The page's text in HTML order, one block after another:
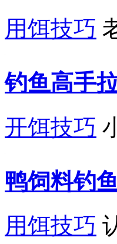
用饵技巧
钓鱼高手
开饵技巧
鸭饲料钓
用饵技巧